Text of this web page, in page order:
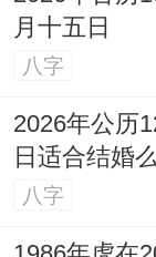
月十五日
八字
2026年公历
日适合结婚
八字